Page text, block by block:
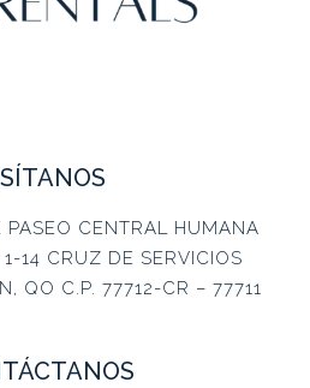
PASEO CENTRAL HUMANA
14 CRUZ DE SERVICIOS
QO C.P. 77712-CR – 77711